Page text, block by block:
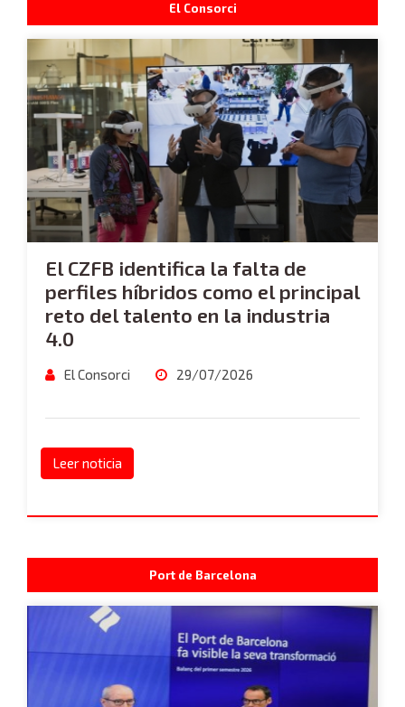
El Consorci
El CZFB identifica la falta de
perfiles híbridos como el principal
reto del talento en la industria
4.0
El Consorci 29/07/2026
Leer noticia
Port de Barcelona